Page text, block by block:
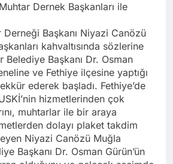
Derneği Başkanı Niyazi Canözü
kahvaltısında sözlerine
Belediye Başkanı Dr. Osman
ve Fethiye ilçesine yaptığı
ederek başladı. Fethiye’de
hizmetlerinden çok
muhtarlar ile bir araya
dolayı plaket takdim
Niyazi Canözü Muğla
Başkanı Dr. Osman Gürün’ün